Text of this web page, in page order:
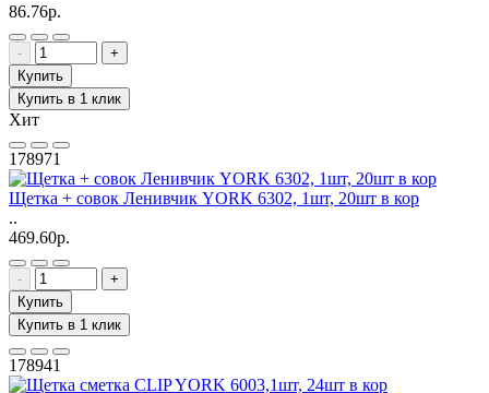
86.76р.
-
+
Купить
Купить в 1 клик
Хит
178971
Щетка + совок Ленивчик YORK 6302, 1шт, 20шт в кор
..
469.60р.
-
+
Купить
Купить в 1 клик
178941